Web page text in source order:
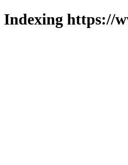
Indexing https://